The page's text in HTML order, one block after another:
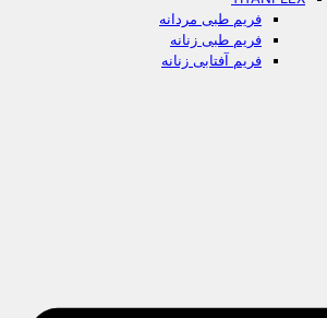
فریم طبی مردانه
فریم طبی زنانه
فریم آفتابی زنانه